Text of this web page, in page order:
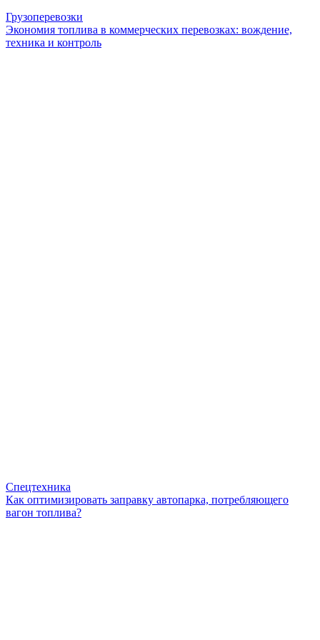
Грузоперевозки
Экономия топлива в коммерческих перевозках: вождение,
техника и контроль
Спецтехника
Как оптимизировать заправку автопарка, потребляющего
вагон топлива?